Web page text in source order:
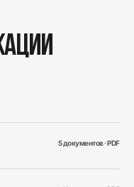
5документов · PDF